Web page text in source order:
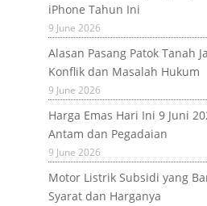
iPhone Tahun Ini
9 June 2026
Alasan Pasang Patok Tanah
Konflik dan Masalah Hukum
9 June 2026
Harga Emas Hari Ini 9 Juni
Antam dan Pegadaian
9 June 2026
Motor Listrik Subsidi yang
Syarat dan Harganya